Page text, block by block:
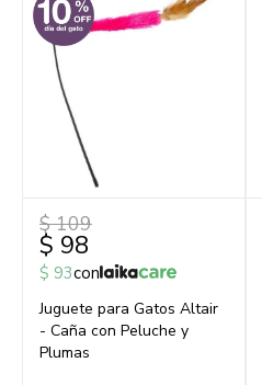
$ 98
$ 109
$ 93con
Juguete para Gatos Altair
- Caña con Peluche y
Plumas